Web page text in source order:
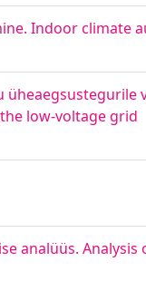
Indoor climate
low-voltage grid
analüüs.